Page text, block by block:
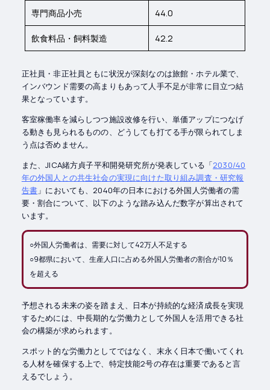
専門商品小売 44.0
飲食料品・飼料製造 42.2
正社員・非正社員ともに状況が深刻なのは旅館・ホテル業で、
インバウンド需要の高まりもあって人手不足が非常に目立つ結
果となっています。
客室稼働率を減らしつつ施設改修を行い、単価アップにつなげ
る動きも見られるものの、どうしても打てる手が限られてしま
う点は否めません。
また、JICA緒方貞子平和開発研究所が発表している「2030/40
年の外国人との共生社会の実現に向けた取り組み調査・研究報
告書 」においても、2040年の日本における外国人労働者の需
要・割合について、以下のような踏み込んだ数字が算出されて
います。
○外国人労働者は、需要に対して42万人不足する
○9都県において、生産人口に占める外国人労働者の割合が10％
を超える
予想される未来の姿を踏まえ、日本が持続的な経済成長を実現
するためには、中長期的な労働力として外国人を活用できる社
会の構築が求められます。
スポット的な労働力としてではなく、末永く日本で働いてくれ
る人材を確保する上で、特定技能2号の存在は重要であると言
えるでしょう。